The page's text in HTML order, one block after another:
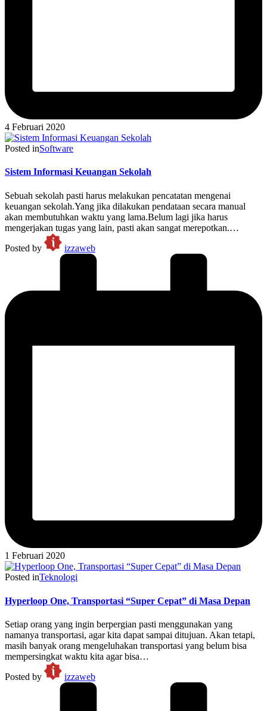
4 Februari 2020
Posted inSoftware
Sistem Informasi Keuangan Sekolah
Sebuah sekolah pasti harus melakukan pencatatan mengenai
keuangan sekolah.Yang jika dilakukan pendataan secara manual
akan membutuhkan waktu yang lama.Belum lagi jika harus
mengerjakan tugas yang lain, pasti akan sangat merepotkan.…
Posted by
izzaweb
1 Februari 2020
Posted inTeknologi
Hyperloop One, Transportasi “Super Cepat” di Masa Depan
Setiap orang yang ingin berpergian pasti menggunakan yang
namanya transportasi, agar kita dapat sampai ditujuan. Akan tetapi,
masih banyak orang mengeluhakan transportasi yang belum bisa
mempersingkat waktu kita agar bisa…
Posted by
izzaweb